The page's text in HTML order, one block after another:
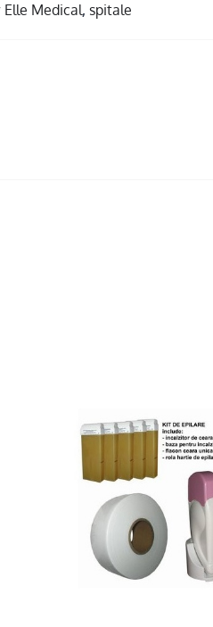
Elle Medical, spitale